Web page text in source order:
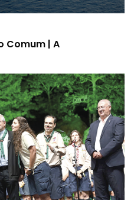
Comum | A